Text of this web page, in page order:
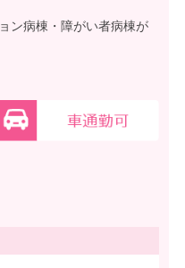
ン病棟・障がい者病棟が